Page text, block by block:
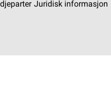
Juridisk informasjon